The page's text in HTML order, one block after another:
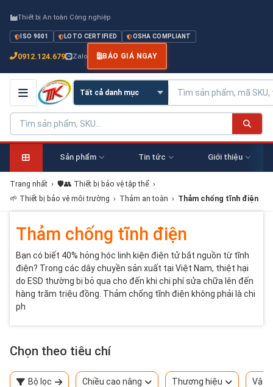
Thiết bị An toàn Công nghiệp
ISO 9001 LOTO CERTIFIED OSHA COMPLIANT
0912.124.679 Zalo BÁO GIÁ NGAY
Sản phẩm Tin tức Giới thiệu
Trang nhất › 🛡️👥 Thiết bị bảo vệ tập thể ›
🌱 Thiết bị bảo vệ môi trường › Thảm an toàn › Thảm chống tĩnh điện
Thảm chống tĩnh điện
Bạn có biết 40% hỏng hóc linh kiện điện tử bắt nguồn từ tĩnh
điện? Trong các dây chuyền sản xuất tại Việt Nam, thiệt hại
do ESD thường bị bỏ qua cho đến khi chi phí sửa chữa lên đến
hàng trăm triệu đồng. Thảm chống tĩnh điện không phải là chi
ph
Chọn theo tiêu chí
Bộ lọc Chiều cao nâng Thương hiệu Vật